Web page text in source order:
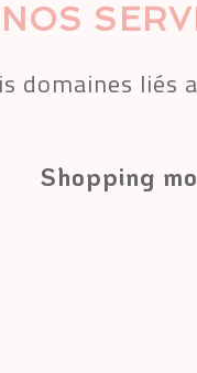
NOS
domaines liés
Shopping